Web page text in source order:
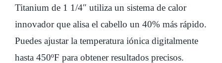
Titanium de 1 1/4″ utiliza un sistema de calor
innovador que alisa el cabello un 40% más rápido.
Puedes ajustar la temperatura iónica digitalmente
hasta 450ºF para obtener resultados precisos.